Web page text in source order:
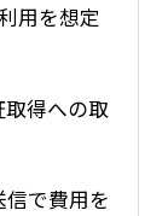
用を想定
得への取
で費用を